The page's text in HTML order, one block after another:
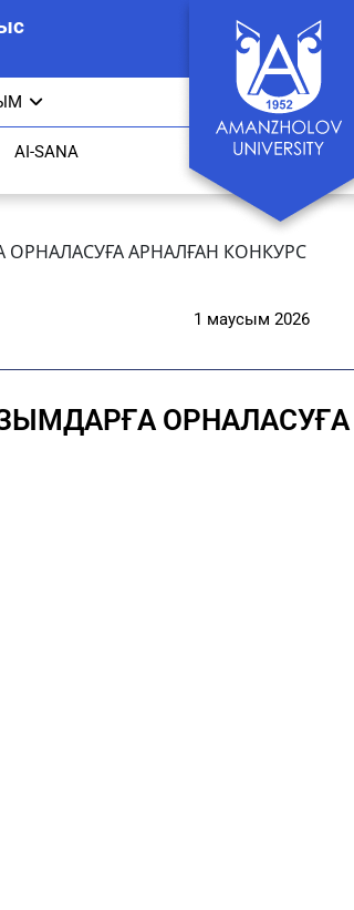
AI-SANA
ОРНАЛАСУҒА АРНАЛҒАН КОНКУРС
1 маусым 2026